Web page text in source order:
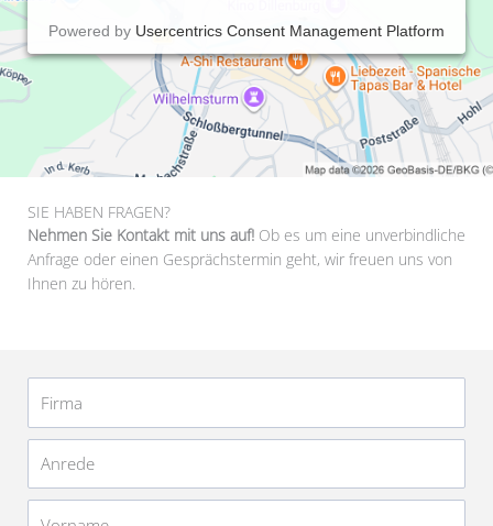
Powered by Usercentrics Consent Management Platform
SIE HABEN FRAGEN?
Nehmen Sie Kontakt mit uns auf! Ob es um eine unverbindliche
Anfrage oder einen Gesprächstermin geht, wir freuen uns von
Ihnen zu hören.